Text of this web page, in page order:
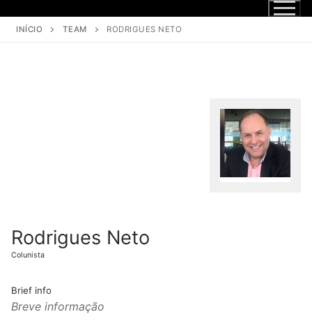
INÍCIO TEAM RODRIGUES NETO
Rodrigues Neto
Colunista
Brief info
Breve informação